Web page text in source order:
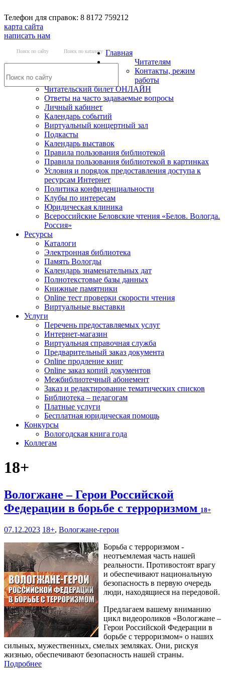
Телефон для справок: 8 8172 759212
карта сайта
написать нам
Поиск по сайту Поиск по каталогу Главная
Читателям
Контакты, режим
работы
Читательский билет ОНЛАЙН
Ответы на часто задаваемые вопросы
Личный кабинет
Календарь событий
Виртуальный концертный зал
Подкасты
Календарь выставок
Правила пользования библиотекой
Правила пользования библиотекой в картинках
Условия и порядок предоставления доступа к
ресурсам Интернет
Политика конфиденциальности
Клубы по интересам
Юридическая клиника
Всероссийские Беловские чтения «Белов. Вологда.
Россия»
Ресурсы
Каталоги
Электронная библиотека
Память Вологды
Календарь знаменательных дат
Полнотекстовые базы данных
Книжные памятники
Online тест проверки скорости чтения
Виртуальные выставки
Услуги
Перечень предоставляемых услуг
Интернет-магазин
Виртуальная справочная служба
Предварительный заказ документа
Online продление книг
Online заказ копий документов
Межбиблиотечный абонемент
Заказ и редактирование тематических списков
Библиотека – педагогам
Платные услуги
Бесплатная юридическая помощь
Конкурсы
Вологодская книга года
Коллегам
18+
Вологжане – Герои Российской
Федерации в борьбе с терроризмом 18+
07.12.2023 18+, Вологжане-герои
Борьба с терроризмом -
неотъемлемая часть нашей
реальности. Противостоят врагу
и обеспечивают национальную
безопасность в первую очередь
люди, находящиеся на передовой.
Предлагаем вашему вниманию
цикл видеороликов «Вологжане –
Герои Российской Федерации в
борьбе с терроризмом» о наших
сильных, мужественных, смелых земляках. Они, рискуя
жизнью, обеспечивают безопасность нашей страны.
Подробнее